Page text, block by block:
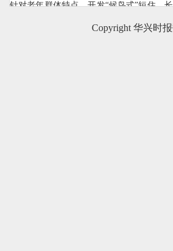
针对老年群体特点，开发“候鸟式”短住、
合服务平台，运用大数据、人工智能等技
Copyright 华兴时